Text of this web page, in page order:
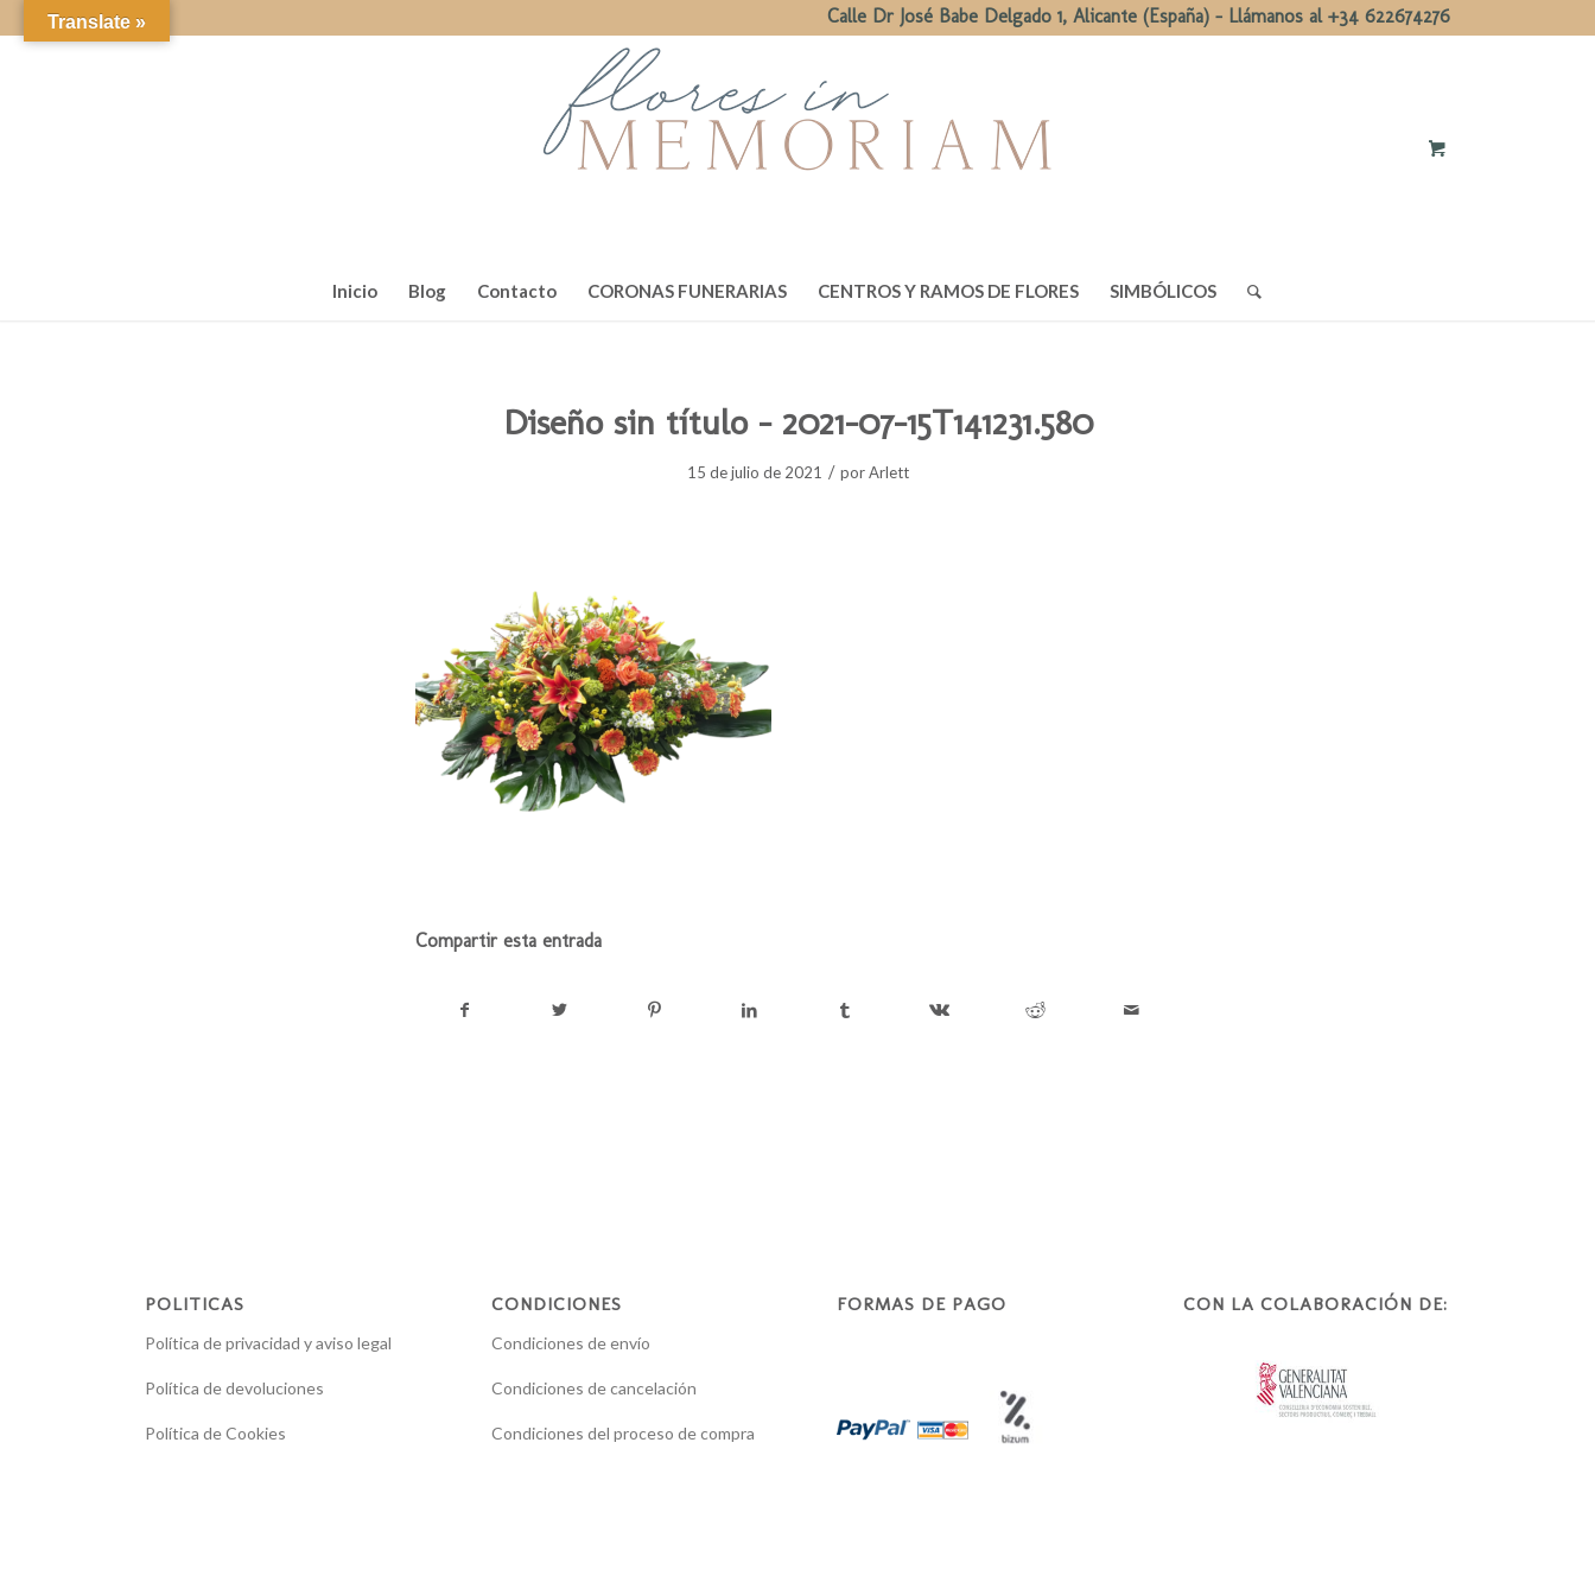
Calle Dr José Babe Delgado 1, Alicante (España) - Llámanos al +34 622674276
Inicio Blog Contacto CORONAS FUNERARIAS CENTROS Y RAMOS DE FLORES SIMBÓLICOS
Diseño sin título – 2021-07-15T141231.580
15 de julio de 2021 / porArlett
Compartir esta entrada
POLITICAS
Política de privacidad y aviso legal
Política de devoluciones
Política de Cookies
CONDICIONES
Condiciones de envío
Condiciones de cancelación
Condiciones del proceso de compra
FORMAS DE PAGO CON LA COLABORACIÓN DE:
Translate »